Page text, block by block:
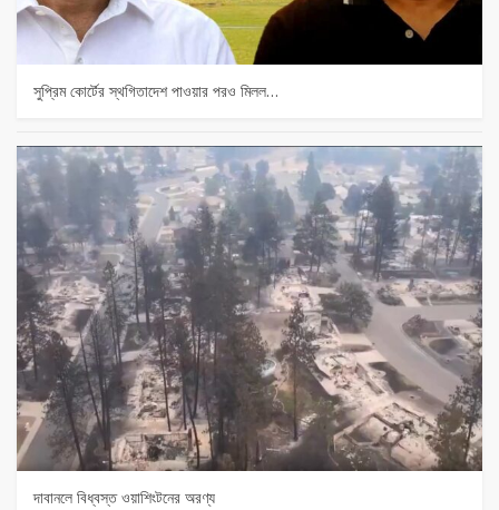
সুপ্রিম কোর্টের স্থগিতাদেশ পাওয়ার পর‌ও মিলল…
দাবানলে বিধ্বস্ত ওয়াশিংটনের অরণ্য